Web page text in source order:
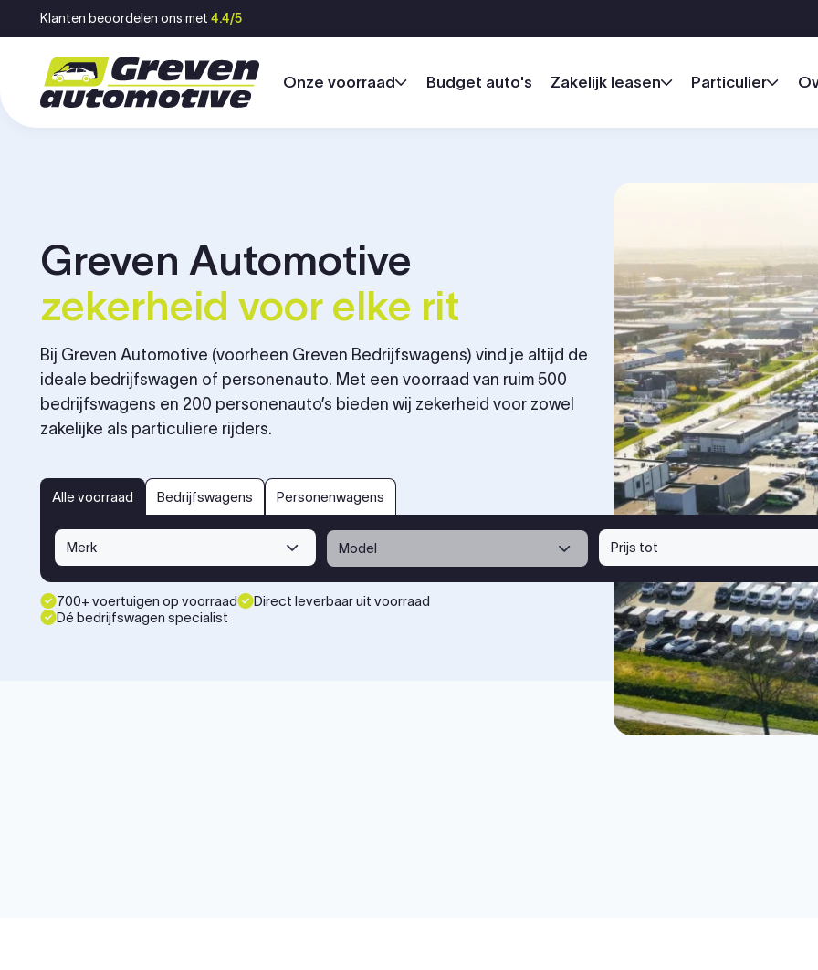
Ga naar inhoud
Klanten beoordelen ons met 4.4/5
Onze voorraad Budget auto's Zakelijk leasen Particulier
Greven Automotive
zekerheid voor elke rit
Bij Greven Automotive (voorheen Greven Bedrijfswagens) vind je altijd de
ideale bedrijfswagen of personenauto. Met een voorraad van ruim 500
bedrijfswagens en 200 personenauto’s bieden wij zekerheid voor zowel
zakelijke als particuliere rijders.
bedrijfswagens personenwagens
Alle voorraad Bedrijfswagens Personenwagens
Merk
Model
Prijs tot
700+ voertuigen op voorraad
Direct leverbaar uit voorraad
Dé bedrijfswagen specialist